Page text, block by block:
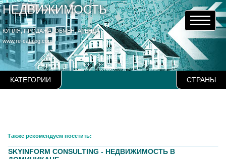
НЕДВИЖИМОСТЬ
КУПЛЯ, ПРОДАЖА, ОБМЕН, АРЕНДА
www.re-catalog.com
КАТЕГОРИИ СТРАНЫ
Также рекомендуем посетить:
SKYINFORM CONSULTING - НЕДВИЖИМОСТЬ В